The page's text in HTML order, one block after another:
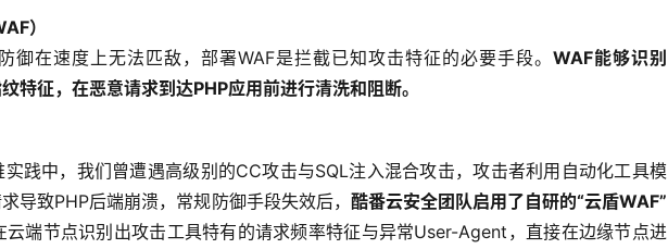
）
御在速度上无法匹敌，部署WAF是拦截已知攻击特征的必要手段。 WAF能够识别
特征，在恶意请求到达PHP应用前进行清洗和阻断。
践中，我们曾遭遇高级别的CC攻击与SQL注入混合攻击，攻击者利用自动化工具模
导致PHP后端崩溃，常规防御手段失效后， 酷番云安全团队启用了自研的“云盾WAF”
云端节点识别出攻击工具特有的请求频率特征与异常User-Agent，直接在边缘节点进